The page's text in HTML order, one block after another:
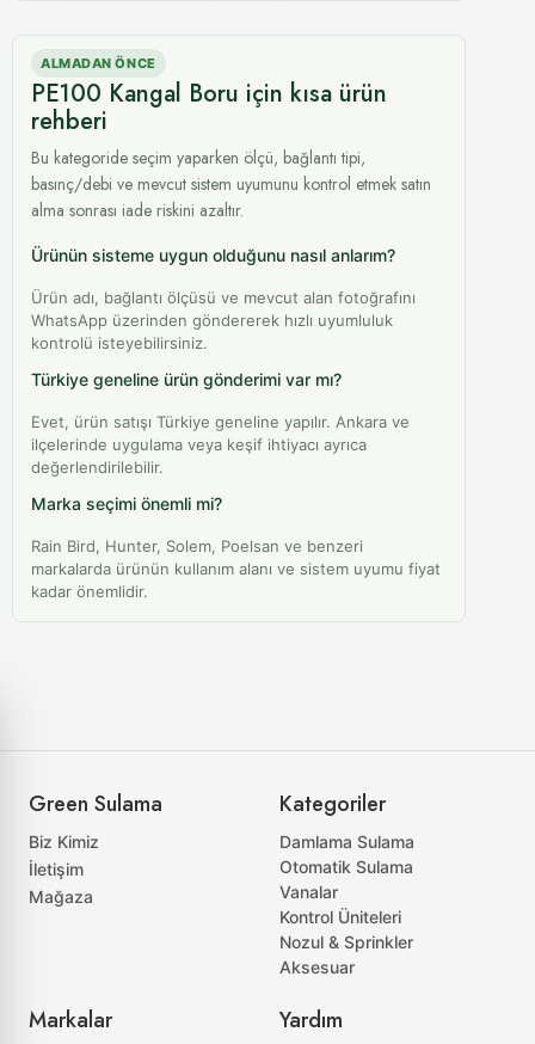
ALMADAN ÖNCE
PE100 Kangal Boru için kısa ürün
rehberi
Bu kategoride seçim yaparken ölçü, bağlantı tipi,
basınç/debi ve mevcut sistem uyumunu kontrol etmek satın
alma sonrası iade riskini azaltır.
Ürünün sisteme uygun olduğunu nasıl anlarım?
Ürün adı, bağlantı ölçüsü ve mevcut alan fotoğrafını
WhatsApp üzerinden göndererek hızlı uyumluluk
kontrolü isteyebilirsiniz.
Türkiye geneline ürün gönderimi var mı?
Evet, ürün satışı Türkiye geneline yapılır. Ankara ve
ilçelerinde uygulama veya keşif ihtiyacı ayrıca
değerlendirilebilir.
Marka seçimi önemli mi?
Rain Bird, Hunter, Solem, Poelsan ve benzeri
markalarda ürünün kullanım alanı ve sistem uyumu fiyat
kadar önemlidir.
Green Sulama
Biz Kimiz
İletişim
Mağaza
Kategoriler
Damlama Sulama
Otomatik Sulama
Vanalar
Kontrol Üniteleri
Nozul & Sprinkler
Aksesuar
Markalar Yardım